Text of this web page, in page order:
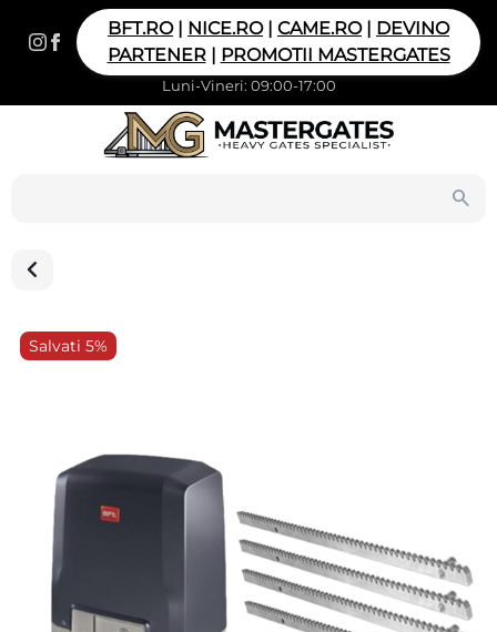
BFT.RO| NICE.RO| CAME.RO| DEVINO
PARTENER| PROMOTII MASTERGATES
Luni-Vineri: 09:00-17:00
Salvati 5%